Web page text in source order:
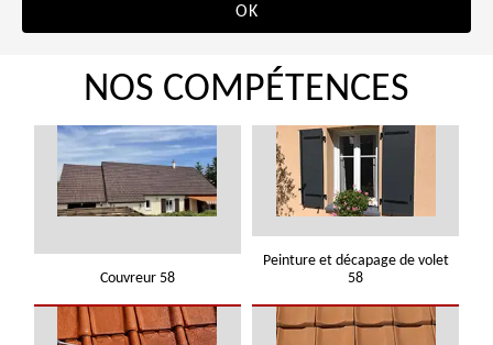
NOS COMPÉTENCES
Couvreur 58
Peinture et décapage de volet
58